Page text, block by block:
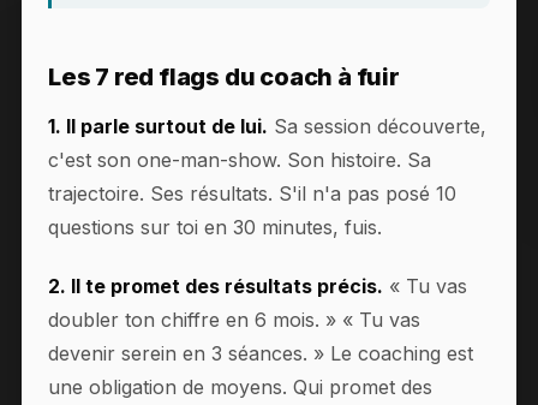
Les 7 red flags du coach à fuir
1. Il parle surtout de lui. Sa session découverte,
c'est son one-man-show. Son histoire. Sa
trajectoire. Ses résultats. S'il n'a pas posé 10
questions sur toi en 30 minutes, fuis.
2. Il te promet des résultats précis. « Tu vas
doubler ton chiffre en 6 mois. » « Tu vas
devenir serein en 3 séances. » Le coaching est
une obligation de moyens. Qui promet des